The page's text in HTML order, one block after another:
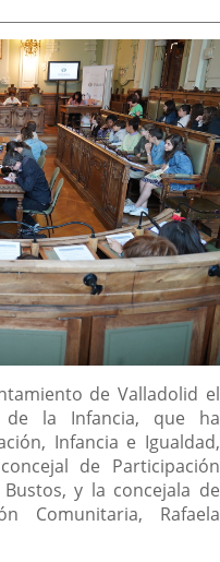
aplicación
externa.
aplicación
externa.
de Valladolid el
de la Infancia, que ha
Infancia e Igualdad,
de Participación
y la concejala de
Comunitaria, Rafaela